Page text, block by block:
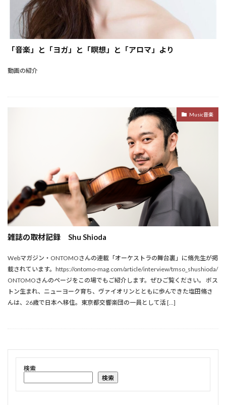
「音楽」と「ヨガ」と「瞑想」と「アロマ」より
動画の紹介
Music音楽
雑誌の取材記録 Shu Shioda
Webマガジン・ONTOMOさんの連載「オーケストラの舞台裏」に脩先生が掲
載されています。https://ontomo-mag.com/article/interview/tmso_shushioda/
ONTOMOさんのページをこの場でもご紹介します。ぜひご覧ください。 ボス
トン生まれ、ニューヨーク育ち、ヴァイオリンとともに歩んできた塩田脩さ
んは、26歳で日本へ移住。東京都交響楽団の一員として活 […]
検索
検索